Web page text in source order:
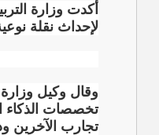
أكدت وزارة
لإحداث نقلة
وقال وكيل وزارة
تخصصات الذكاء
تجارب الآخرين